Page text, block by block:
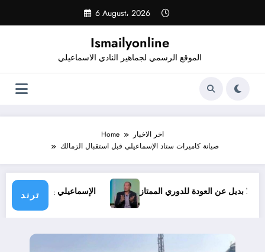
content
6 August، 2026
Ismailyonline
الموقع الرسمي لجماهير النادي الاسماعيلي
Home
اخر الاخبار
صيانة كاميرات ستاد الإسماعيلي قبل استقبال الزمالك
ترند
الإسماعيلي يدخل ولا بديل عن العودة للدوري الممتاز